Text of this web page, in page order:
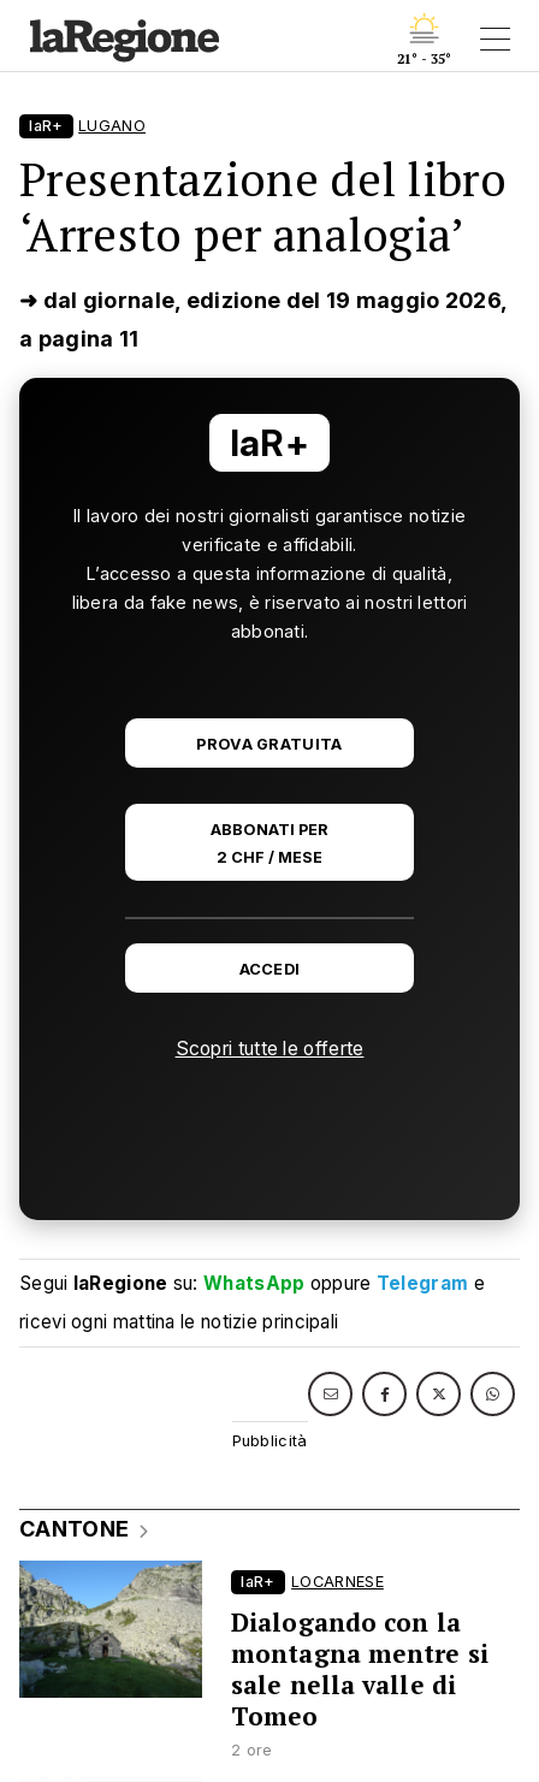
21° - 35°
laR+ LUGANO
Presentazione del libro
‘Arresto per analogia’
➜ dal giornale, edizione del 19 maggio 2026,
a pagina 11
laR+
Il lavoro dei nostri giornalisti garantisce notizie
verificate e affidabili.
L’accesso a questa informazione di qualità,
libera da fake news, è riservato ai nostri lettori
abbonati.
PROVA GRATUITA
ABBONATI PER
2 CHF / MESE
ACCEDI
Scopri tutte le offerte
Segui laRegione su:WhatsApp oppure Telegram e
ricevi ogni mattina le notizie principali
CANTONE
laR+ LOCARNESE
Dialogando con la
montagna mentre si
sale nella valle di
Tomeo
2 ore